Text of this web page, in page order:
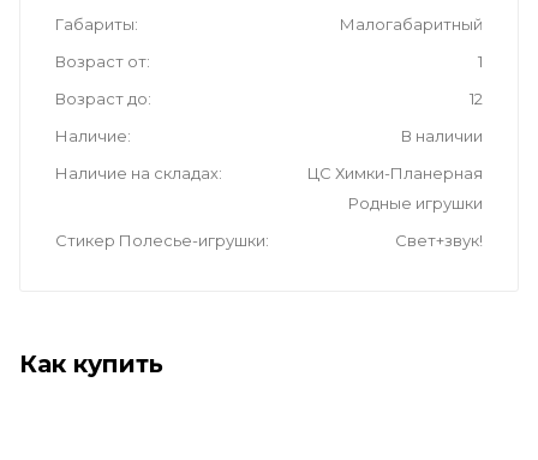
Габариты
Малогабаритный
Возраст от
1
Возраст до
12
Наличие
В наличии
Наличие на складах
ЦС Химки-Планерная
Родные игрушки
Стикер Полесье-игрушки
Свет+звук!
Как купить